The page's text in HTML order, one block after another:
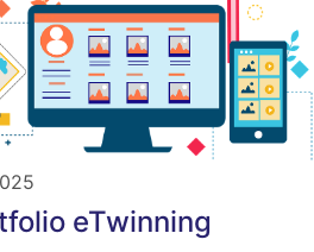
eTwinning